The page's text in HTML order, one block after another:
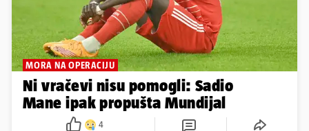
MORA NA OPERACIJU
Ni vračevi nisu pomogli: Sadio
Mane ipak propušta Mundijal
4